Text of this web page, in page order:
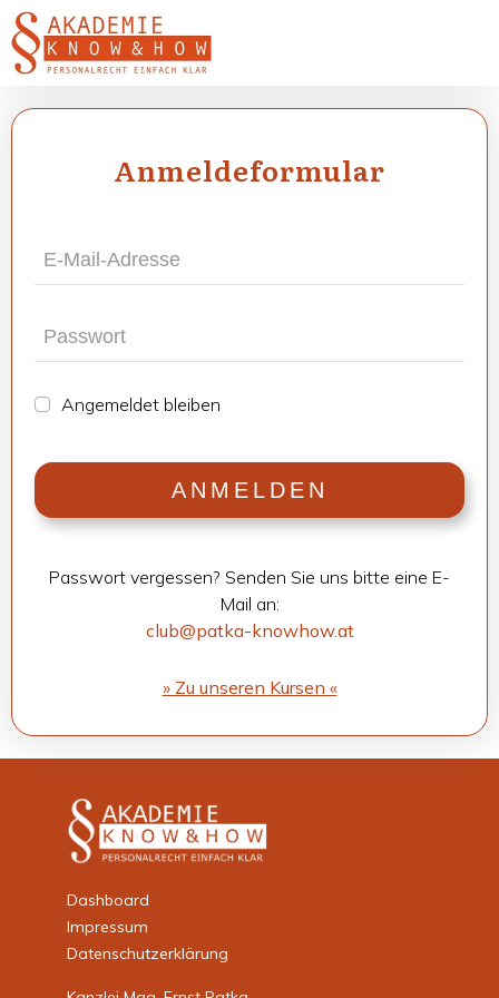
Anmel­de­for­mu­lar
Ange­mel­det blei­ben
ANMEL­DEN
Pass­wort ver­ges­sen? Sen­den Sie uns bitte eine E-
Mail an:
club@patka-knowhow.at
» Zu unse­ren Kur­sen «
Dashboard
Impressum
Datenschutzerklärung